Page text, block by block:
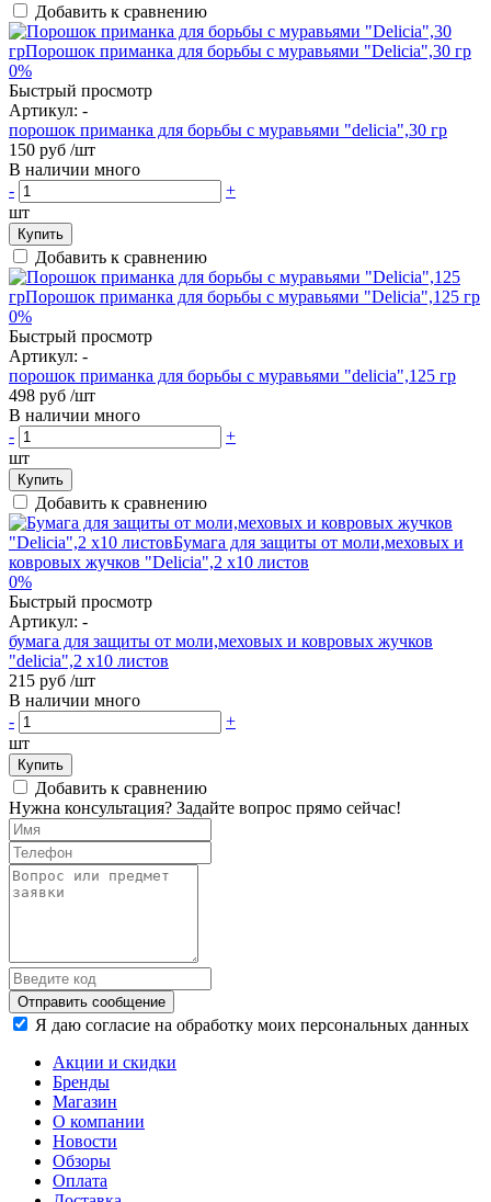
Добавить к сравнению
0%
Быстрый просмотр
Артикул: -
порошок приманка для борьбы с муравьями "delicia",30 гр
150 руб /шт
В наличии много
-
+
шт
Купить
Добавить к сравнению
0%
Быстрый просмотр
Артикул: -
порошок приманка для борьбы с муравьями "delicia",125 гр
498 руб /шт
В наличии много
-
+
шт
Купить
Добавить к сравнению
0%
Быстрый просмотр
Артикул: -
бумага для защиты от моли,меховых и ковровых жучков
"delicia",2 х10 листов
215 руб /шт
В наличии много
-
+
шт
Купить
Добавить к сравнению
Нужна консультация? Задайте вопрос прямо сейчас!
Отправить сообщение
Я даю согласие на обработку моих персональных данных
Акции и скидки
Бренды
Магазин
О компании
Новости
Обзоры
Оплата